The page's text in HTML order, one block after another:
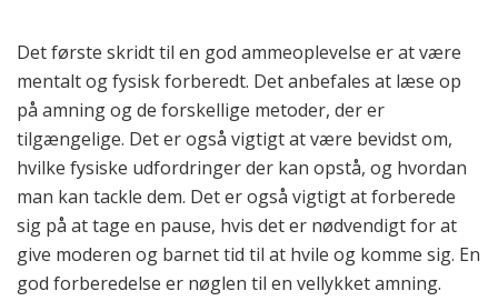
Det første skridt til en god ammeoplevelse er at være
mentalt og fysisk forberedt. Det anbefales at læse op
på amning og de forskellige metoder, der er
tilgængelige. Det er også vigtigt at være bevidst om,
hvilke fysiske udfordringer der kan opstå, og hvordan
man kan tackle dem. Det er også vigtigt at forberede
sig på at tage en pause, hvis det er nødvendigt for at
give moderen og barnet tid til at hvile og komme sig. En
god forberedelse er nøglen til en vellykket amning.